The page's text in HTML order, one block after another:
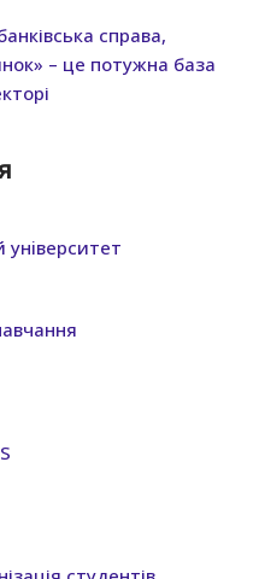
справа,
– це потужна база